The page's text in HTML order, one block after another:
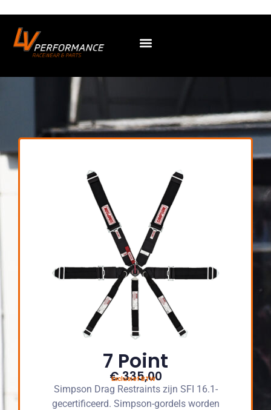
7 Point
€ 335,00
Exclusief BTW
Simpson Drag Restraints zijn SFI 16.1-
gecertificeerd. Simpson-gordels worden